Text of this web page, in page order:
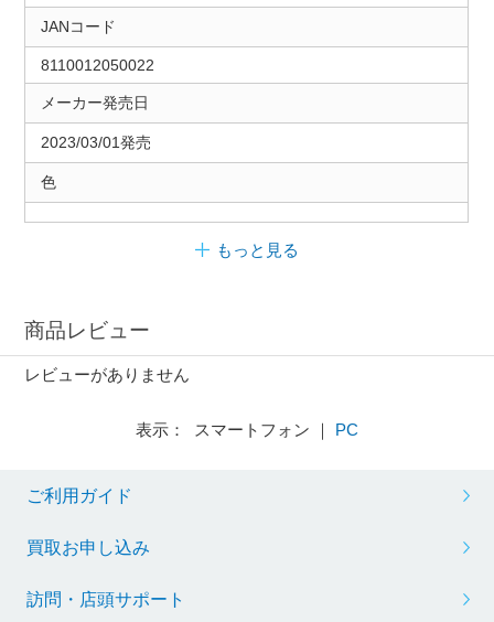
JANコード
8110012050022
メーカー発売日
2023/03/01発売
色
もっと見る
商品レビュー
レビューがありません
表示： スマートフォン ｜ PC
ご利用ガイド
買取お申し込み
訪問・店頭サポート